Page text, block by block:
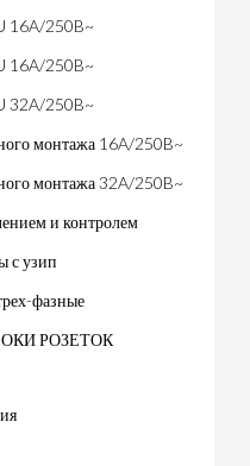
16A/250B~
16A/250B~
32A/250B~
монтажа 16A/250B~
монтажа 32A/250B~
и контролем
с узип
фазные
РОЗЕТОК